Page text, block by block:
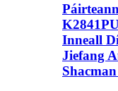
Inneall
Jiefang